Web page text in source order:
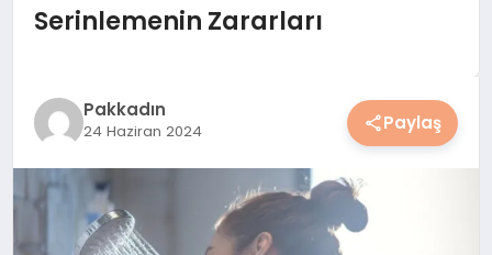
SPOR & FITNESS
YEMEK
KIMDIR?
HESAPLAMALAR
Serinlemenin Zararları
Pakkadın
24 Haziran 2024 Paylaş